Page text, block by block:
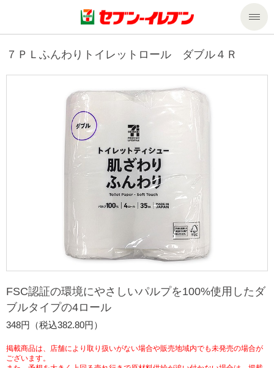
商品のご案内
セブンプレミアム
食の安全・安心への取組み
ギフト
プリペイドカード・金券
ニンテンドー・ダウンロードカード
マルチコピー機でできること
マルチコピー機でできることトップ
コピー
プリント
スキャン
便利なサービス
宅配便
切手・はがき・印紙
セブン銀行ATM
チケットサービス
セブンチケット
チケットぴあ
セブン‐イレブンでお受取り
タワーレコード
停電時のサービス停止のお知らせ
ニュースリリース
企業理念
会社概要
貸借対照表・損益計算書
サステナビリティ
サステナビリティトップ
セブン＆アイ・ホールディングスの重点課題
サステナビリティ活動基本方針
サステナビリティ推進体制
加盟店オーナー募集
７ＰＬふんわりトイレットロール ダブル４Ｒ
FSC認証の環境にやさしいパルプを100%使用したダ
ブルタイプの4ロール
348円（税込382.80円）
掲載商品は、店舗により取り扱いがない場合や販売地域内でも未発売の場合が
ございます。